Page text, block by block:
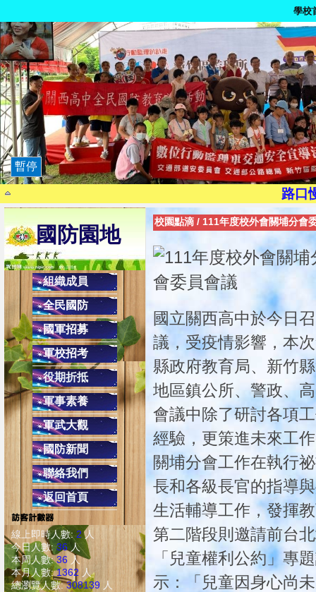
學校
暫停
9月21日為國家防災日
路口
染毒一次，代
茫一時，悔
珍惜生
騎乘自行車請注意身安全，請靠
現代國民應有交通安全三素養：1.搭乘大
2.乘副駕駛座，協助司機安全操作，避
校內
健康上網一起來:「
避免LINE發生盜用詐騙之2不
2.不隨意點選不明之網址
交通安全教育４項守
(二)安全空間，不做沒有把握的動作，只要
(四)防衛兼備，防止事
同學上學勿單獨太早到校，
配合學校作息時間，課餘時避免單獨
在校遇陌生人
遇陌生人問路，可熱心告知，但不必親自引導
校外發現陌生人跟隨，應快速跑至較多人
國防園地
組織成員
全民國防
國軍招募
軍校招考
役期折抵
軍事素養
軍武大觀
國防新聞
聯絡我們
返回首頁
線上即時人數:2 人
今日人數: 36人
本周人數:36 人
本月人數:1362 人
總瀏覽人數:308139 人
校園點滴 / 111年度校外會關埔分會
國立關西高中於今日
議，受疫情影響，本
縣政府教育局、新竹
地區鎮公所、警政、
會議中除了研討各項
經驗，更策進未來工
關埔分會工作在執行
長和各級長官的指導
生活輔導工作，發揮
第二階段則邀請前台
「兒童權利公約」專
示：「兒童因身心尚